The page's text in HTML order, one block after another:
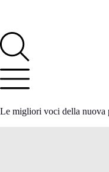
Le migliori voci della nuova